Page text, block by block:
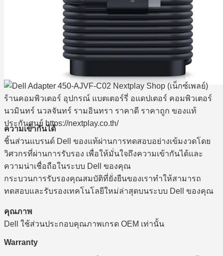
ความเข้ากันได้
ชิ้นส่วนแบรนด์ Dell ของแท้ผ่านการทดสอบอย่างเข้มงวดโดย
วิศวกรที่ผ่านการรับรอง เพื่อให้มั่นใจถึงความเข้ากันได้และ
ความน่าเชื่อถือในระบบ Dell ของคุณ
กระบวนการรับรองคุณสมบัติที่ยั่งยืนของเราทำให้สามารถ
ทดสอบและรับรองเทคโนโลยีใหม่ล่าสุดบนระบบ Dell ของคุณ
คุณภาพ
Dell ใช้ส่วนประกอบคุณภาพเกรด OEM เท่านั้น
Warranty